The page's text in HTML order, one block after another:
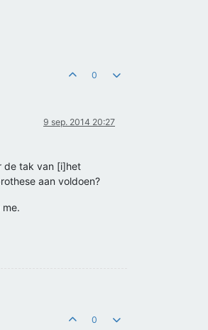
0
9 sep. 2014 20:27
de tak van [i]het
aan voldoen?
0